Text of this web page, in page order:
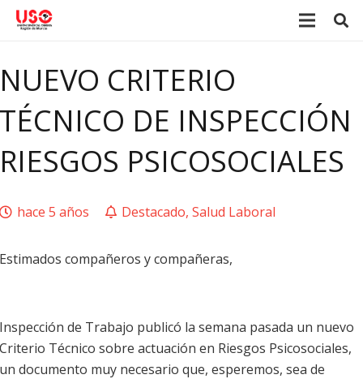
NUEVO CRITERIO
TÉCNICO DE INSPECCIÓN
RIESGOS PSICOSOCIALES
hace 5 años Destacado, Salud Laboral
Estimados compañeros y compañeras,
Inspección de Trabajo publicó la semana pasada un nuevo
Criterio Técnico sobre actuación en Riesgos Psicosociales,
un documento muy necesario que, esperemos, sea de